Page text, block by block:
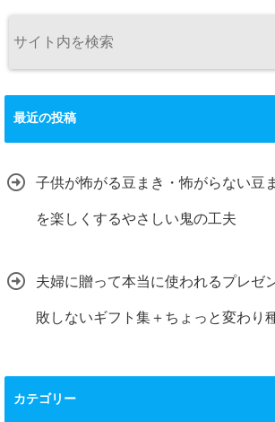
最近の投稿
子供が怖がる豆まき・怖がらない豆
を楽しくするやさしい鬼の工夫
夫婦に贈って本当に使われるプレゼ
敗しないギフト集＋ちょっと変わり
カテゴリー